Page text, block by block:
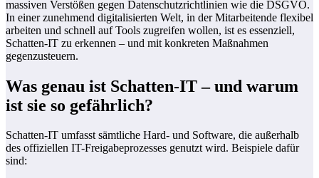
massiven Verstößen gegen Datenschutzrichtlinien wie die DSGVO.
In einer zunehmend digitalisierten Welt, in der Mitarbeitende flexibel
arbeiten und schnell auf Tools zugreifen wollen, ist es essenziell,
Schatten-IT zu erkennen – und mit konkreten Maßnahmen
gegenzusteuern.
Was genau ist Schatten-IT – und warum
ist sie so gefährlich?
Schatten-IT umfasst sämtliche Hard- und Software, die außerhalb
des offiziellen IT-Freigabeprozesses genutzt wird. Beispiele dafür
sind: